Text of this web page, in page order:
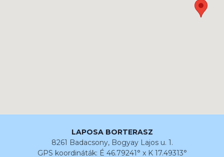
LAPOSA BORTERASZ
8261 Badacsony, Bogyay Lajos u. 1.
GPS koordináták: É 46.79241° x K 17.49313°